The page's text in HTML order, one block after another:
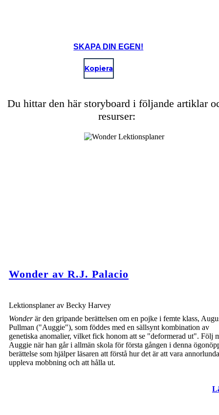
SKAPA DIN EGEN!
Kopiera
Du hittar den här storyboard i följande artiklar
resurser:
Wonder av R.J. Palacio
Lektionsplaner av Becky Harvey
Wonderär den gripande berättelsen om en pojke i femte klass,
Pullman ("Auggie"), som föddes med en sällsynt kombination av
genetiska anomalier, vilket fick honom att se "deformerad ut". Följ
Auggie när han går i allmän skola för första gången i denna
berättelse som hjälper läsaren att förstå hur det är att vara
uppleva mobbning och att hålla ut.